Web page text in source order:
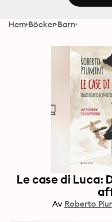
Hem Böcker Barn
Le case di Luca:
Av Roberto